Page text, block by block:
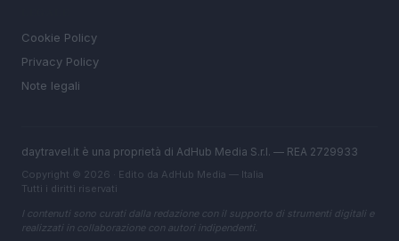
Cookie Policy
Privacy Policy
Note legali
daytravel.it è una proprietà di AdHub Media S.r.l. — REA 2729933
Copyright © 2026 · Edito da AdHub Media — Italia
Tutti i diritti riservati
I contenuti sono curati dalla redazione con il supporto di strumenti digitali e
realizzati in collaborazione con autori indipendenti.